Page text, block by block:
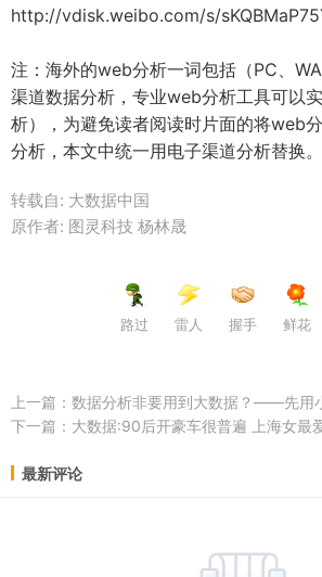
http://vdisk.weibo.com/s/
注：海外的web分析一词包括（PC、
渠道数据分析，专业web分析工具可以
析），为避免读者阅读时片面的将web
分析，本文中统一用电子渠道分析替换。
转载自: 大数据中国
原作者: 图灵科技 杨林晟
路过 雷人 握手 鲜花
上一篇： 数据分析非要用到大数据？——先用小数据
下一篇： 大数据:90后开豪车很普遍 上海女最
最新评论